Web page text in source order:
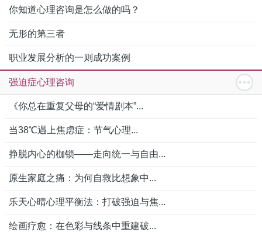
你知道心理咨询是怎么做的吗？
无形的第三者
职业发展分析的一则成功案例
强迫症心理咨询
《你总在重复父母的“爱情剧本”...
当38℃遇上焦虑症：节气心理...
挣脱内心的枷锁——走向统一与自由...
原生家庭之痛：为何自救比想象中...
乐天心晴心理平衡法：打破强迫与焦...
绘画疗愈：在色彩与线条中重建破...